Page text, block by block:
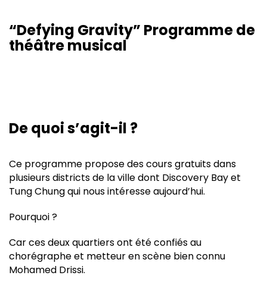
“Defying Gravity” Programme de
théâtre musical
De quoi s’agit-il ?
Ce programme propose des cours gratuits dans
plusieurs districts de la ville dont Discovery Bay et
Tung Chung qui nous intéresse aujourd’hui.
Pourquoi ?
Car ces deux quartiers ont été confiés au
chorégraphe et metteur en scène bien connu
Mohamed Drissi.